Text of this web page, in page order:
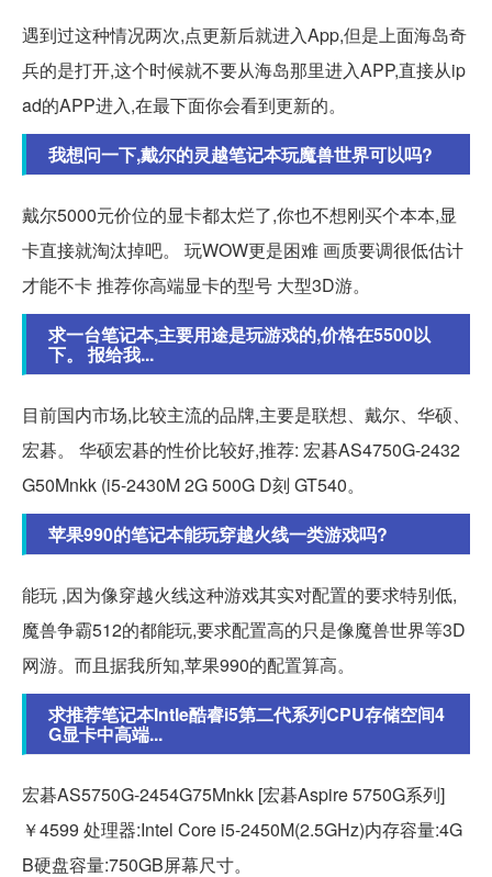
遇到过这种情况两次,点更新后就进入App,但是上面海岛奇
兵的是打开,这个时候就不要从海岛那里进入APP,直接从ip
ad的APP进入,在最下面你会看到更新的。
我想问一下,戴尔的灵越笔记本玩魔兽世界可以吗?
戴尔5000元价位的显卡都太烂了,你也不想刚买个本本,显
卡直接就淘汰掉吧。 玩WOW更是困难 画质要调很低估计
才能不卡 推荐你高端显卡的型号 大型3D游。
求一台笔记本,主要用途是玩游戏的,价格在5500以
下。 报给我...
目前国内市场,比较主流的品牌,主要是联想、戴尔、华硕、
宏碁。 华硕宏碁的性价比较好,推荐: 宏碁AS4750G-2432
G50Mnkk (i5-2430M 2G 500G D刻 GT540。
苹果990的笔记本能玩穿越火线一类游戏吗?
能玩 ,因为像穿越火线这种游戏其实对配置的要求特别低,
魔兽争霸512的都能玩,要求配置高的只是像魔兽世界等3D
网游。而且据我所知,苹果990的配置算高。
求推荐笔记本Intle酷睿i5第二代系列CPU存储空间4
G显卡中高端...
宏碁AS5750G-2454G75Mnkk [宏碁Aspire 5750G系列]
￥4599 处理器:Intel Core i5-2450M(2.5GHz)内存容量:4G
B硬盘容量:750GB屏幕尺寸。